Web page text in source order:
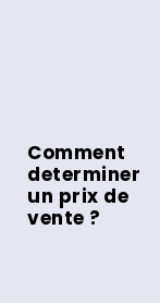
Comment
determiner
un prix de
vente ?